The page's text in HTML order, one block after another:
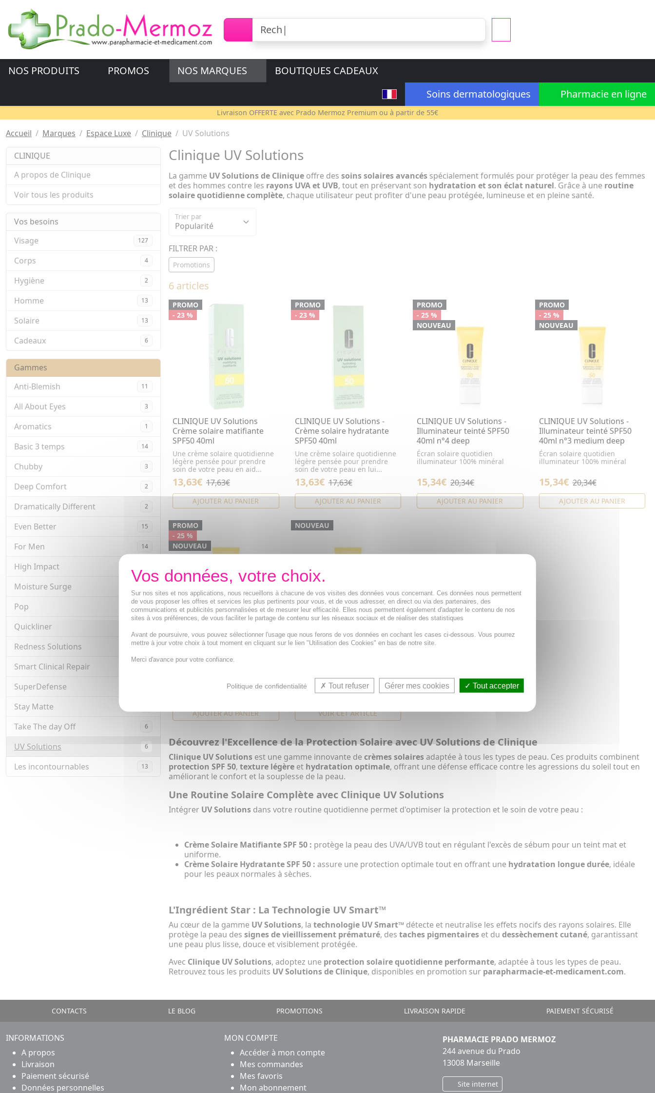
NOS PRODUITS PROMOS NOS MARQUES
BOUTIQUES CADEAUX
Soins dermatologiques
Pharmacie en ligne
Livraison OFFERTE avec Prado Mermoz Premium ou à partir de 55€
Accueil Marques Espace Luxe Clinique UV Solutions
CLINIQUE
A propos de Clinique
Voir tous les produits
Vos besoins
Visage
127
Corps 4
Hygiène 2
Homme 13
Solaire 13
Cadeaux 6
Gammes
Anti-Blemish
11
All About Eyes 3
Aromatics 1
Basic 3 temps 14
Chubby 3
Deep Comfort 2
Dramatically Different 2
Even Better 15
For Men 14
High Impact
Moisture Surge
Pop 26
Quickliner
Redness Solutions 3
Smart Clinical Repair
SuperDefense
Stay Matte
Take The day Off 6
UV Solutions 6
Les incontournables 13
Clinique UV Solutions
La gamme UV Solutions de Clinique offre des soins solaires avancés spécialement formulés pour protéger la peau des femmes
et des hommes contre les rayons UVA et UVB, tout en préservant son hydratation et son éclat naturel. Grâce à une routine
solaire quotidienne complète, chaque utilisateur peut profiter d'une peau protégée, lumineuse et en pleine santé.
Trier par
FILTRER PAR :
Promotions
6 articles
PROMO
- 23 %
CLINIQUE UV Solutions
Crème solaire matifiante
SPF50 40ml
Une crème solaire quotidienne
légère pensée pour prendre
soin de votre peau en aid...
13,63€ 17,63€
AJOUTER AU PANIER
PROMO
- 23 %
CLINIQUE UV Solutions -
Crème solaire hydratante
SPF50 40ml
Une crème solaire quotidienne
légère pensée pour prendre
soin de votre peau en lui...
13,63€ 17,63€
AJOUTER AU PANIER
PROMO
- 25 %
NOUVEAU
CLINIQUE UV Solutions -
Illuminateur teinté SPF50
40ml n°4 deep
Écran solaire quotidien
illuminateur 100% minéral
15,34€ 20,34€
AJOUTER AU PANIER
PROMO
- 25 %
NOUVEAU
CLINIQUE UV Solutions -
Illuminateur teinté SPF50
40ml n°3 medium deep
Écran solaire quotidien
illuminateur 100% minéral
15,34€ 20,34€
AJOUTER AU PANIER
PROMO
- 25 %
NOUVEAU
CLINIQUE UV Solutions -
40ml n°1 light
illuminateur 100% minéral
AJOUTER AU PANIER
NOUVEAU
CLINIQUE UV Solutions -
illuminateur 100% minéral
20,34€
VOIR CET ARTICLE
Découvrez l'Excellence de la Protection Solaire avec UV Solutions de Clinique
Clinique UV Solutions est une gamme innovante de crèmes solaires adaptée à tous les types de peau. Ces produits combinent
protection SPF 50, texture légère et hydratation optimale, offrant une défense efficace contre les agressions du soleil tout en
améliorant le confort et la souplesse de la peau.
Une Routine Solaire Complète avec Clinique UV Solutions
Intégrer UV Solutions dans votre routine quotidienne permet d'optimiser la protection et le soin de votre peau :
Crème Solaire Matifiante SPF 50 : protège la peau des UVA/UVB tout en régulant l'excès de sébum pour un teint mat et
uniforme.
Crème Solaire Hydratante SPF 50 : assure une protection optimale tout en offrant une hydratation longue durée, idéale
pour les peaux normales à sèches.
L'Ingrédient Star : La Technologie UV Smart™
Au cœur de la gamme UV Solutions, la technologie UV Smart™ détecte et neutralise les effets nocifs des rayons solaires. Elle
protège la peau des signes de vieillissement prématuré, des taches pigmentaires et du dessèchement cutané, garantissant
une peau plus lisse, douce et visiblement protégée.
Avec Clinique UV Solutions, adoptez une protection solaire quotidienne performante, adaptée à tous les types de peau.
Retrouvez tous les produits UV Solutions de Clinique, disponibles en promotion sur parapharmacie-et-medicament.com.
CONTACTS LE BLOG PROMOTIONS LIVRAISON RAPIDE PAIEMENT SÉCURISÉ
INFORMATIONS
A propos
Livraison
Paiement sécurisé
Données personnelles
MON COMPTE
Accéder à mon compte
Mes commandes
Mes favoris
Mon abonnement
PHARMACIE PRADO MERMOZ
244 avenue du Prado
13008 Marseille
Site internet
Sur nos sites et nos applications, nous recueillons à chacune de vos visites des données vous concernant. Ces données nous permettent
de vous proposer les offres et services les plus pertinents pour vous, et de vous adresser, en direct ou via des partenaires, des
communications et publicités personnalisées et de mesurer leur efficacité. Elles nous permettent également d'adapter le contenu de nos
sites à vos préférences, de vous faciliter le partage de contenu sur les réseaux sociaux et de réaliser des statistiques
Avant de poursuivre, vous pouvez sélectionner l'usage que nous ferons de vos données en cochant les cases ci-dessous. Vous pourrez
mettre à jour votre choix à tout moment en cliquant sur le lien "Utilisation des Cookies" en bas de notre site.
Merci d'avance pour votre confiance.
Politique de confidentialité Tout refuser Gérer mes cookies Tout accepter